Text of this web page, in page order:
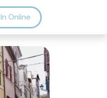
Online